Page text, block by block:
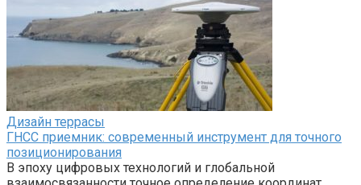
Дизайн террасы
ГНСС приемник: современный инструмент для точного
позиционирования
В эпоху цифровых технологий и глобальной